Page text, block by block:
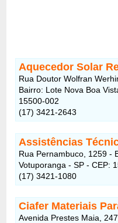
Aquecedor Solar
Rua Doutor Wolfran
Bairro: Lote Nova Boa
15500-002
(17) 3421-2643
Assistências
Rua Pernambuco, 1259 -
Votuporanga - SP - CEP:
(17) 3421-1080
Ciafer Materiais
Avenida Prestes Maia,